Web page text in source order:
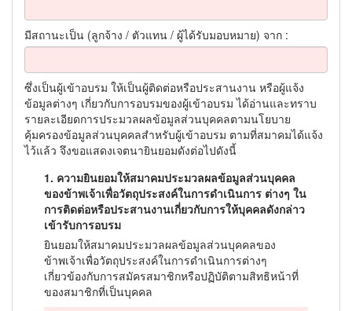
มีสถานะเป็น (ลูกจ้าง / ตัวแทน / ผู้ได้รับมอบหมาย) จาก
ซึ่งเป็นผู้เข้าอบรม ให้เป็นผู้ติดต่อหรือประสานงาน หรือผู้แจ้ง
ข้อมูลต่างๆ เกี่ยวกับการอบรมของผู้เข้าอบรม ได้อ่านและทราบ
รายละเอียดการประมวลผลข้อมูลส่วนบุคคลตามนโยบาย
คุ้มครองข้อมูลส่วนบุคคลสำหรับผู้เข้าอบรม ตามที่สมาคมได้แจ้ง
ไว้แล้ว จึงขอแสดงเจตนายินยอมดังต่อไปดังนี้
1. ความยินยอมให้สมาคมประมวลผลข้อมูลส่วนบุคคล
ของข้าพเจ้าเพื่อวัตถุประสงค์ในการดำเนินการ ต่างๆ ใน
การติดต่อหรือประสานงานเกี่ยวกับการให้บุคคลดังกล่าว
เข้ารับการอบรม
ยินยอมให้สมาคมประมวลผลข้อมูลส่วนบุคคลของ
ข้าพเจ้าเพื่อวัตถุประสงค์ในการดำเนินการต่างๆ
เกี่ยวข้องกับการสมัครสมาชิกหรือปฏิบัติตามสิทธิหน้าที่
ของสมาชิกที่เป็นบุคคล